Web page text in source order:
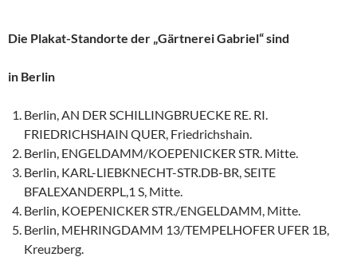
Die Plakat-Standorte der „Gärtnerei Gabriel“ sind
in Berlin
Berlin, AN DER SCHILLINGBRUECKE RE. RI.
FRIEDRICHSHAIN QUER, Friedrichshain.
Berlin, ENGELDAMM/KOEPENICKER STR. Mitte.
Berlin, KARL-LIEBKNECHT-STR.DB-BR, SEITE
BFALEXANDERPL,1 S, Mitte.
Berlin, KOEPENICKER STR./ENGELDAMM, Mitte.
Berlin, MEHRINGDAMM 13/TEMPELHOFER UFER 1B,
Kreuzberg.